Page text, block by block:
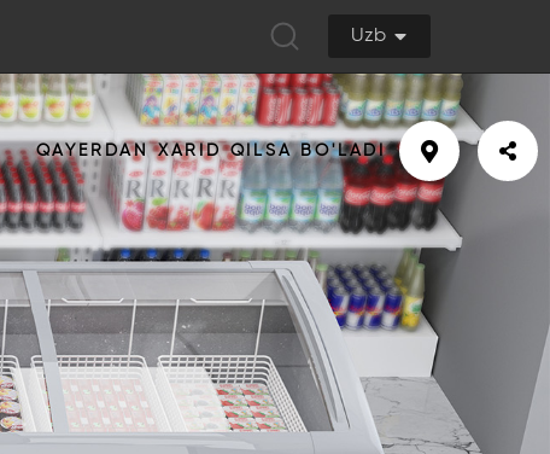
Uzb
QAYERDAN XARID QILSA BO'LADI